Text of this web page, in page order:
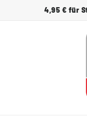
4,95 € für